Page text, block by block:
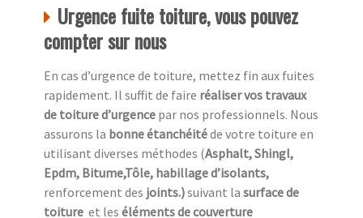
Urgence fuite toiture, vous pouvez
compter sur nous
En cas d’urgence de toiture, mettez fin aux fuites
rapidement. Il suffit de faire réaliser vos travaux
de toiture d’urgence par nos professionnels. Nous
assurons la bonne étanchéitéde votre toiture en
utilisant diverses méthodes (Asphalt, Shingl,
Epdm, Bitume,Tôle, habillage d’isolants,
renforcement des joints.)suivant la surface de
toiture et les éléments de couverture